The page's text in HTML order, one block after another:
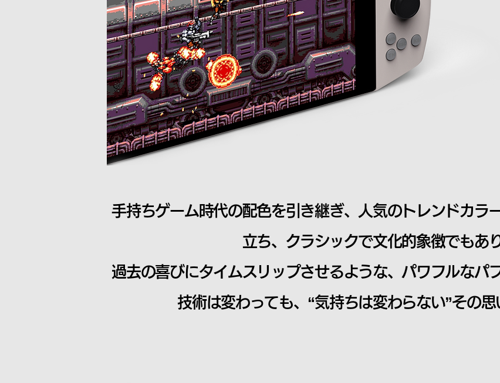
手持ちゲーム時代の配色を引き継ぎ、人気のトレンドカラ
立ち、クラシックで文化的象徴でもあ
過去の喜びにタイムスリップさせるような、パワフルなパ
技術は変わっても、“気持ちは変わらない”その思